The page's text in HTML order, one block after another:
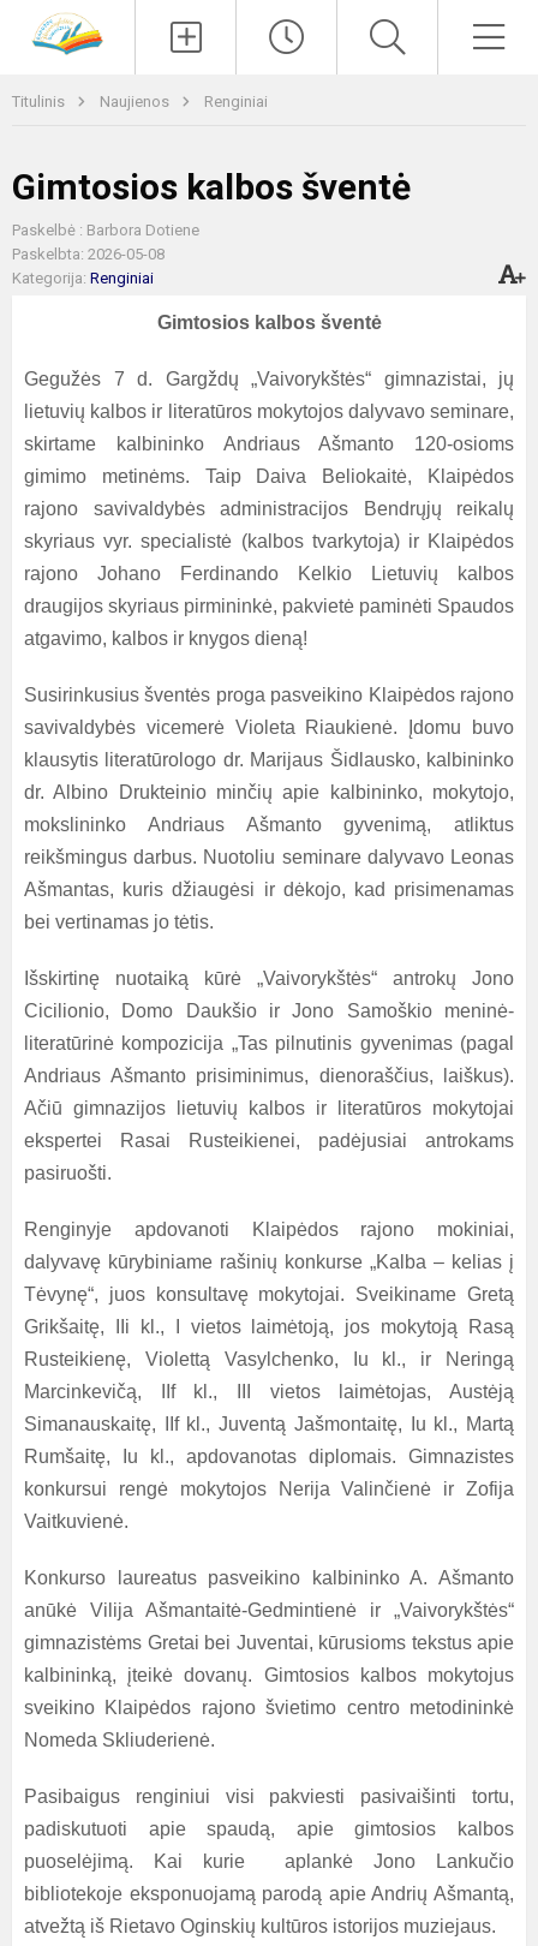
Titulinis Naujienos Renginiai
Gimtosios kalbos šventė
Paskelbė : Barbora Dotiene
Paskelbta: 2026-05-08
Kategorija: Renginiai
Gimtosios kalbos šventė
Gegužės 7 d. Gargždų „Vaivorykštės“ gimnazistai, jų
lietuvių kalbos ir literatūros mokytojos dalyvavo seminare,
skirtame kalbininko Andriaus Ašmanto 120-osioms
gimimo metinėms. Taip Daiva Beliokaitė, Klaipėdos
rajono savivaldybės administracijos Bendrųjų reikalų
skyriaus vyr. specialistė (kalbos tvarkytoja) ir Klaipėdos
rajono Johano Ferdinando Kelkio Lietuvių kalbos
draugijos skyriaus pirmininkė, pakvietė paminėti Spaudos
atgavimo, kalbos ir knygos dieną!
Susirinkusius šventės proga pasveikino Klaipėdos rajono
savivaldybės vicemerė Violeta Riaukienė. Įdomu buvo
klausytis literatūrologo dr. Marijaus Šidlausko, kalbininko
dr. Albino Drukteinio minčių apie kalbininko, mokytojo,
mokslininko Andriaus Ašmanto gyvenimą, atliktus
reikšmingus darbus. Nuotoliu seminare dalyvavo Leonas
Ašmantas, kuris džiaugėsi ir dėkojo, kad prisimenamas
bei vertinamas jo tėtis.
Išskirtinę nuotaiką kūrė „Vaivorykštės“ antrokų Jono
Cicilionio, Domo Daukšio ir Jono Samoškio meninė-
literatūrinė kompozicija „Tas pilnutinis gyvenimas (pagal
Andriaus Ašmanto prisiminimus, dienoraščius, laiškus).
Ačiū gimnazijos lietuvių kalbos ir literatūros mokytojai
ekspertei Rasai Rusteikienei, padėjusiai antrokams
pasiruošti.
Renginyje apdovanoti Klaipėdos rajono mokiniai,
dalyvavę kūrybiniame rašinių konkurse „Kalba – kelias į
Tėvynę“, juos konsultavę mokytojai. Sveikiname Gretą
Grikšaitę, IIi kl., I vietos laimėtoją, jos mokytoją Rasą
Rusteikienę, Violettą Vasylchenko, Iu kl., ir Neringą
Marcinkevičą, IIf kl., III vietos laimėtojas, Austėją
Simanauskaitę, IIf kl., Juventą Jašmontaitę, Iu kl., Martą
Rumšaitę, Iu kl., apdovanotas diplomais. Gimnazistes
konkursui rengė mokytojos Nerija Valinčienė ir Zofija
Vaitkuvienė.
Konkurso laureatus pasveikino kalbininko A. Ašmanto
anūkė Vilija Ašmantaitė-Gedmintienė ir „Vaivorykštės“
gimnazistėms Gretai bei Juventai, kūrusioms tekstus apie
kalbininką, įteikė dovanų. Gimtosios kalbos mokytojus
sveikino Klaipėdos rajono švietimo centro metodininkė
Nomeda Skliuderienė.
Pasibaigus renginiui visi pakviesti pasivaišinti tortu,
padiskutuoti apie spaudą, apie gimtosios kalbos
puoselėjimą. Kai kurie aplankė Jono Lankučio
bibliotekoje eksponuojamą parodą apie Andrių Ašmantą,
atvežtą iš Rietavo Oginskių kultūros istorijos muziejaus.